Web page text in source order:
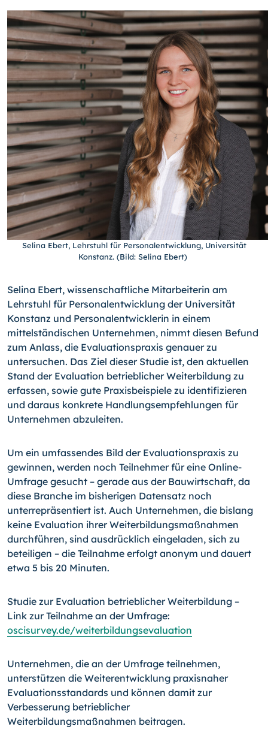
Selina Ebert, Lehrstuhl für Personalentwicklung, Universität
Konstanz. (Bild: Selina Ebert)
Selina Ebert, wissenschaftliche Mitarbeiterin am
Lehrstuhl für Personalentwicklung der Universität
Konstanz und Personalentwicklerin in einem
mittelständischen Unternehmen, nimmt diesen Befund
zum Anlass, die Evaluationspraxis genauer zu
untersuchen. Das Ziel dieser Studie ist, den aktuellen
Stand der Evaluation betrieblicher Weiterbildung zu
erfassen, sowie gute Praxisbeispiele zu identifizieren
und daraus konkrete Handlungsempfehlungen für
Unternehmen abzuleiten.
Um ein umfassendes Bild der Evaluationspraxis zu
gewinnen, werden noch Teilnehmer für eine Online-
Umfrage gesucht – gerade aus der Bauwirtschaft, da
diese Branche im bisherigen Datensatz noch
unterrepräsentiert ist. Auch Unternehmen, die bislang
keine Evaluation ihrer Weiterbildungsmaßnahmen
durchführen, sind ausdrücklich eingeladen, sich zu
beteiligen – die Teilnahme erfolgt anonym und dauert
etwa 5 bis 20 Minuten.
Studie zur Evaluation betrieblicher Weiterbildung –
Link zur Teilnahme an der Umfrage:
oscisurvey.de/weiterbildungsevaluation
Unternehmen, die an der Umfrage teilnehmen,
unterstützen die Weiterentwicklung praxisnaher
Evaluationsstandards und können damit zur
Verbesserung betrieblicher
Weiterbildungsmaßnahmen beitragen.